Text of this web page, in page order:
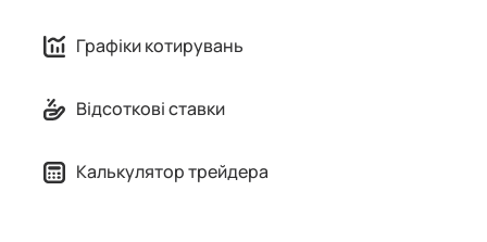
Графіки котирувань
Відсоткові ставки
Калькулятор трейдера